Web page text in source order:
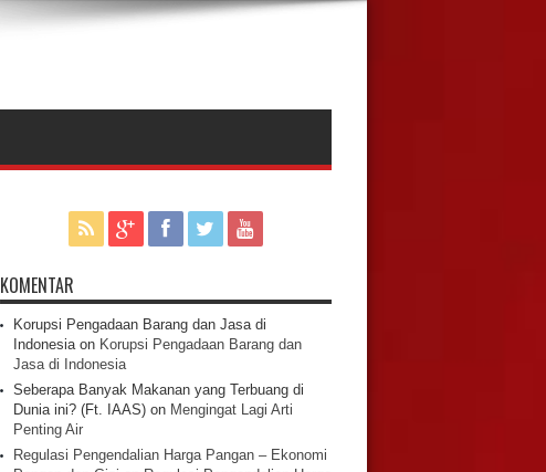
KOMENTAR
Korupsi Pengadaan Barang dan Jasa di
Indonesiaon Korupsi Pengadaan Barang dan
Jasa di Indonesia
Seberapa Banyak Makanan yang Terbuang di
Dunia ini? (Ft. IAAS)on Mengingat Lagi Arti
Penting Air
Regulasi Pengendalian Harga Pangan – Ekonomi